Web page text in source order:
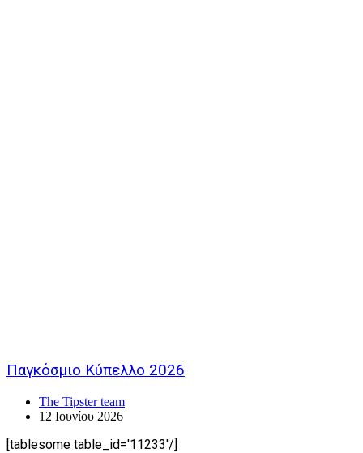
Παγκόσμιο Κύπελλο 2026
The Tipster team
12 Ιουνίου 2026
[tablesome table_id='11233'/]